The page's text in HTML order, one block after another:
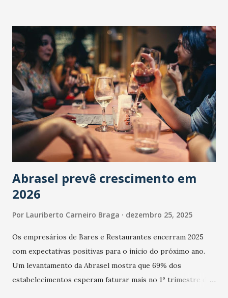
Abrasel prevê crescimento em
2026
Por Lauriberto Carneiro Braga dezembro 25, 2025
Os empresários de Bares e Restaurantes encerram 2025
com expectativas positivas para o início do próximo ano.
Um levantamento da Abrasel mostra que 69% dos
estabelecimentos esperam faturar mais no 1º trimestre de